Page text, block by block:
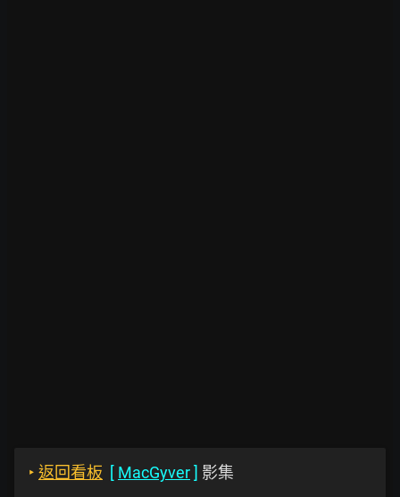
‣ 返回看板 [ MacGyver] 影集